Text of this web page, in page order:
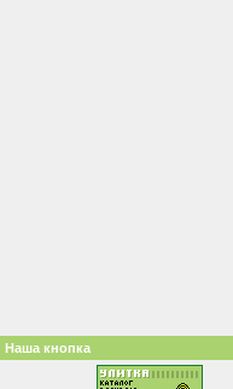
Наша кнопка